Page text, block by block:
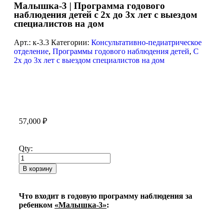
Малышка-3 | Программа годового
наблюдения детей с 2х до 3х лет с выездом
специалистов на дом
Арт.: к-3.3 Категории: Консультативно-педиатрическое
отделение, Программы годового наблюдения детей, С
2х до 3х лет с выездом специалистов на дом
57,000 ₽
Qty:
В корзину
Что входит в годовую программу наблюдения за
ребенком «Малышка-3»: